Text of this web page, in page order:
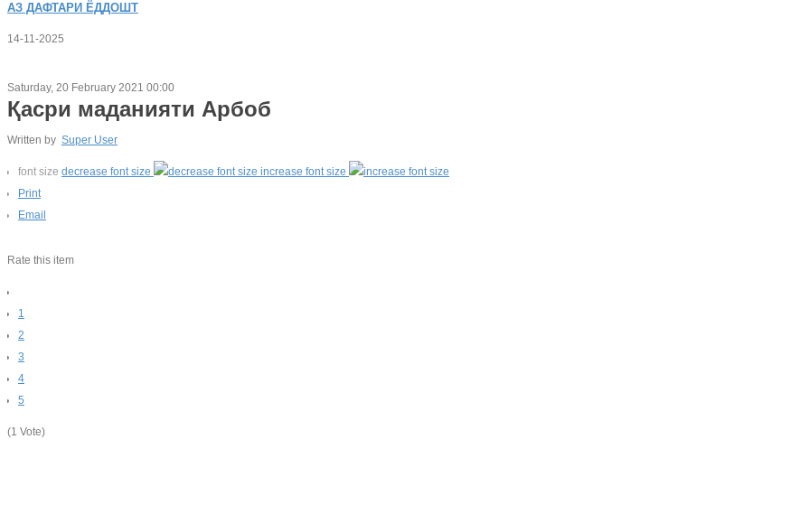
АЗ ДАФТАРИ ЁДДОШТ
14-11-2025
Saturday, 20 February 2021 00:00
Қасри маданияти Арбоб
Written by Super User
font size decrease font size
increase font size
Print
Email
Rate this item
1
2
3
4
5
(1 Vote)